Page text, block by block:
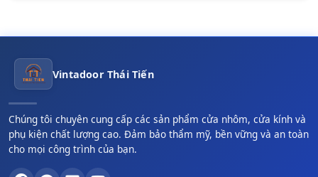
Vintadoor Thái Tiến
Chúng tôi chuyên cung cấp các sản phẩm cửa nhôm, cửa kính và
phụ kiện chất lượng cao. Đảm bảo thẩm mỹ, bền vững và an toàn
cho mọi công trình của bạn.